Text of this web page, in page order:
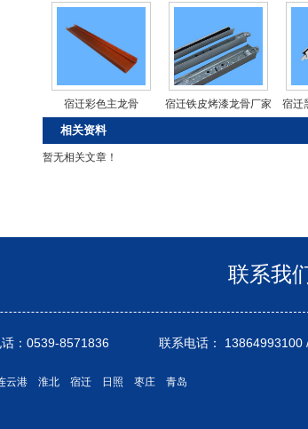
宿迁彩色主龙骨 宿迁铁皮烤漆龙骨厂家 宿迁
相关资料
暂无相关文章！
联系我
0539-8571836 联系电话： 13864993100 /
云港 淮北 宿迁 日照 枣庄 青岛